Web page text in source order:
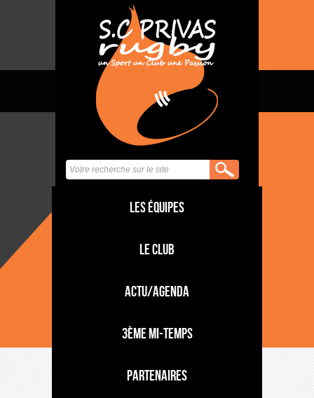
Les équipes
Le club
Actu/Agenda
3ème mi-temps
Partenaires